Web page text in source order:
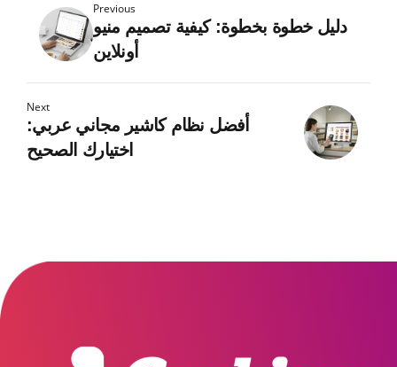
Previous
دليل خطوة بخطوة: كيفية تصميم منيو
أونلاين
Next
أفضل نظام كاشير مجاني عربي:
اختيارك الصحيح